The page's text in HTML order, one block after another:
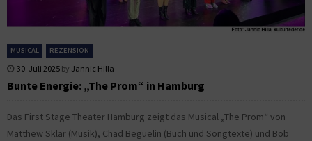
MUSICAL REZENSION
30. Juli 2025 by Jannic Hilla
Bunte Energie: „The Prom“ in Hamburg
Das First Stage Theater Hamburg zeigt das Musical „The Prom“ von
Matthew Sklar (Musik), Chad Beguelin (Buch und Songtexte) und Bob